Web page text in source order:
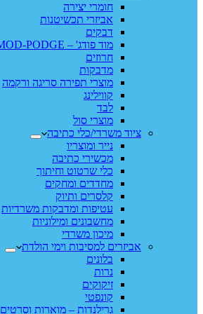
חומרי יצירה
אביזרי תכשיטנות
דבקים
מוד פודג' – MOD-PODGE
חרוזים
מדבקות
מוצרי תפירה סריגה ורקמה
קווילינג
לבד
מוצרי סול
ציוד משרדי/כלי כתיבה
נייר ומוצריו
מכשירי כתיבה
כלי שרטוט וחיתוך
מחדדים ומחקים
קלסרים ותיוק
עטיפות ומדבקות משרדיות
מחשבונים ומילוניות
מיכון משרדי
אביזרים למסיבות וימי הולדת
בלונים
נרות
זיקוקים
קונפטי
גרילנדות – מוארות וסרטים